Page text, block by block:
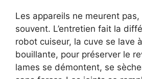
Les appareils ne meurent
souvent. L’entretien fait la
robot cuiseur, la cuve se lave
bouillante, pour préserver le
lames se démontent, se